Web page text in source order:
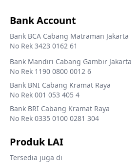
Bank Account
Bank BCA Cabang Matraman Jakarta
No Rek 3423 0162 61
Bank Mandiri Cabang Gambir Jakarta
No Rek 1190 0800 0012 6
Bank BNI Cabang Kramat Raya
No Rek 001 053 405 4
Bank BRI Cabang Kramat Raya
No Rek 0335 0100 0281 304
Produk LAI
Tersedia juga di